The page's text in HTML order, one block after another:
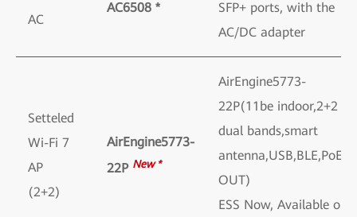
AC
AC6508 *
SFP+ ports, with the
AC/DC adapter
Setteled
Wi-Fi 7
AP
(2+2)
AirEngine5773-
22P New *
AirEngine5773-
22P(11be indoor,2+2
dual bands,smart
antenna,USB,BLE,PoE
OUT)
ESS Now, Available on